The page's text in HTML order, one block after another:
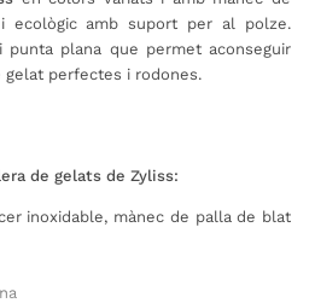
ecològic amb suport per al polze.
punta plana que permet aconseguir
perfectes i rodones.
de gelats de Zyliss:
inoxidable, mànec de palla de blat